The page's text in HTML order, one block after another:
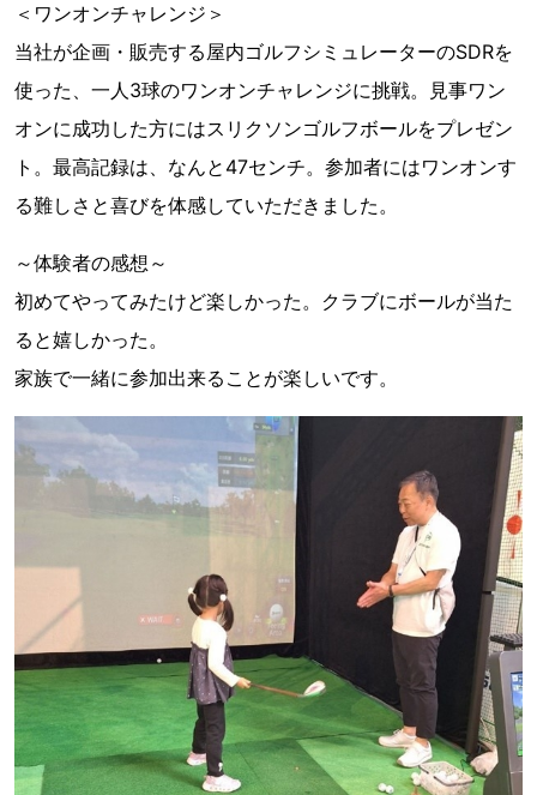
＜ワンオンチャレンジ＞
当社が企画・販売する屋内ゴルフシミュレーターのSDRを
使った、一人3球のワンオンチャレンジに挑戦。見事ワン
オンに成功した方にはスリクソンゴルフボールをプレゼン
ト。最高記録は、なんと47センチ。参加者にはワンオンす
る難しさと喜びを体感していただきました。
～体験者の感想～
初めてやってみたけど楽しかった。クラブにボールが当た
ると嬉しかった。
家族で一緒に参加出来ることが楽しいです。